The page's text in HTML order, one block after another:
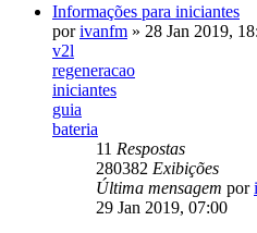
Informações para iniciantes
porivanfm » 28 Jan 2019,
v2l
regeneracao
iniciantes
guia
bateria
11 Respostas
280382 Exibições
Última mensagem por
29 Jan 2019, 07:00